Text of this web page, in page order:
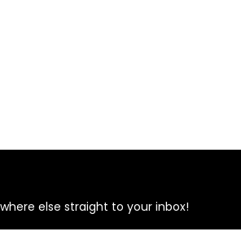
else straight to your inbox!